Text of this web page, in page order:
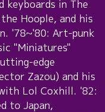
keyboards in The
Hoople, and his
'78~'80: Art-punk
"Miniatures"
edge
Zazou) and his
Lol Coxhill. '82:
to Japan,